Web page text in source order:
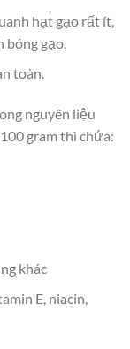
hạt gạo rất ít,
gạo.
toàn.
nguyên liệu
gram thì chứa:
khác
E, niacin,